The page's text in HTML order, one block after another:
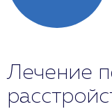
Лечение